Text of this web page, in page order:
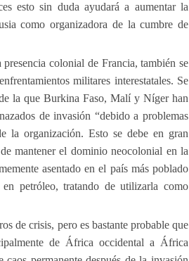
esto sin duda ayudará a aumentar la
como organizadora de la cumbre de
colonial de Francia, también se
militares interestatales. Se
la que Burkina Faso, Malí y Níger han
de invasión “debido a problemas
la organización. Esto se debe en gran
mantener el dominio neocolonial en la
asentado en el país más poblado
petróleo, tratando de utilizarla como
de crisis, pero es bastante probable que
de África occidental a África